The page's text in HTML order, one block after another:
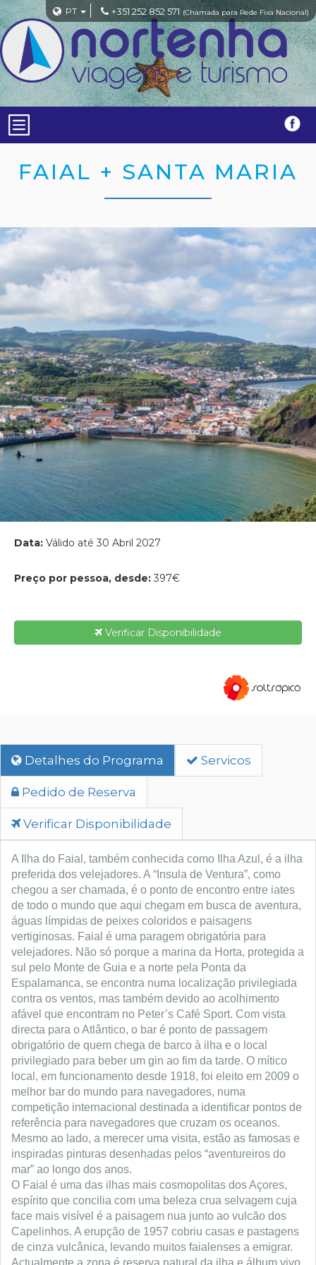
PT +351 252 852 571 (Chamada para Rede Fixa Nacional)
FAIAL + SANTA MARIA
Data: Válido até 30 Abril 2027
Preço por pessoa, desde: 397€
Verificar Disponibilidade
Detalhes do Programa Servicos
Pedido de Reserva
Verificar Disponibilidade
A Ilha do Faial, também conhecida como Ilha Azul, é a ilha
preferida dos velejadores. A “Insula de Ventura”, como
chegou a ser chamada, é o ponto de encontro entre iates
de todo o mundo que aqui chegam em busca de aventura,
águas límpidas de peixes coloridos e paisagens
vertiginosas. Faial é uma paragem obrigatória para
velejadores. Não só porque a marina da Horta, protegida a
sul pelo Monte de Guia e a norte pela Ponta da
Espalamanca, se encontra numa localização privilegiada
contra os ventos, mas também devido ao acolhimento
afável que encontram no Peter’s Café Sport. Com vista
directa para o Atlântico, o bar é ponto de passagem
obrigatório de quem chega de barco à ilha e o local
privilegiado para beber um gin ao fim da tarde. O mítico
local, em funcionamento desde 1918, foi eleito em 2009 o
melhor bar do mundo para navegadores, numa
competição internacional destinada a identificar pontos de
referência para navegadores que cruzam os oceanos.
Mesmo ao lado, a merecer uma visita, estão as famosas e
inspiradas pinturas desenhadas pelos “aventureiros do
mar” ao longo dos anos.
O Faial é uma das ilhas mais cosmopolitas dos Açores,
espírito que concilia com uma beleza crua selvagem cuja
face mais visível é a paisagem nua junto ao vulcão dos
Capelinhos. A erupção de 1957 cobriu casas e pastagens
de cinza vulcânica, levando muitos faialenses a emigrar.
Actualmente a zona é reserva natural da ilha e álbum vivo